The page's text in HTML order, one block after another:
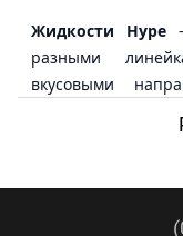
Жидкости Hype
разными
вкусовыми
жидкости,
проще понять,